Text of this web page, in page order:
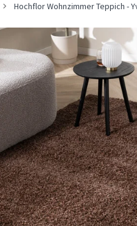
Hochflor Wohnzimmer Teppich -